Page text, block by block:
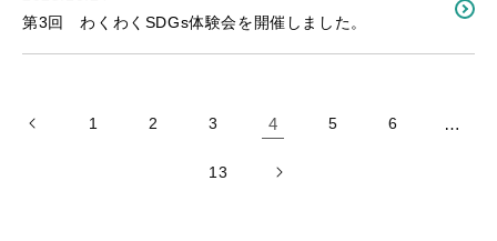
第3回 わくわくSDGs体験会を開催しました。
1 2 3 4 5 6 …
13